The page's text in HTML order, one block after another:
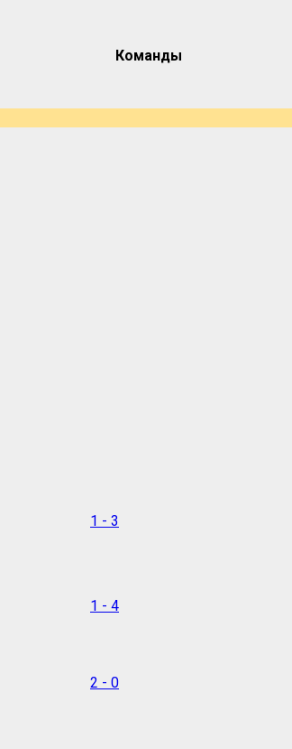
Команды
1 - 3
1 - 4
2 - 0